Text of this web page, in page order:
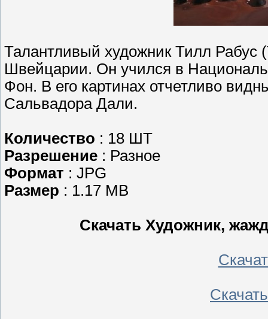
Талантливый художник Тилл Рабус
Швейцарии. Он учился в
Фон. В его картинах отчетливо
Сальвадора Дали.
Количество : 18 ШТ
Разрешение : Разное
Формат : JPG
Размер : 1.17 MB
Скачать Художник,